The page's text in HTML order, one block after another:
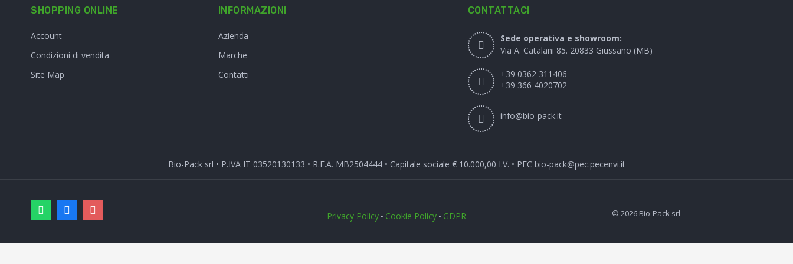
SHOPPING ONLINE
Account
Condizioni di vendita
Site Map
INFORMAZIONI
Azienda
Marche
Contatti
CONTATTACI
Sede operativa e showroom:
Via A. Catalani 85. 20833 Giussano (MB)
+39 0362 311406
+39 366 4020702
info@bio-pack.it
Bio-Pack srl • P.IVA IT 03520130133 • R.E.A. MB2504444 • Capitale sociale € 10.000,00 I.V. • PEC bio-pack@pec.pecenvi.it
Privacy Policy• Cookie Policy• GDPR © 2026 Bio-Pack srl